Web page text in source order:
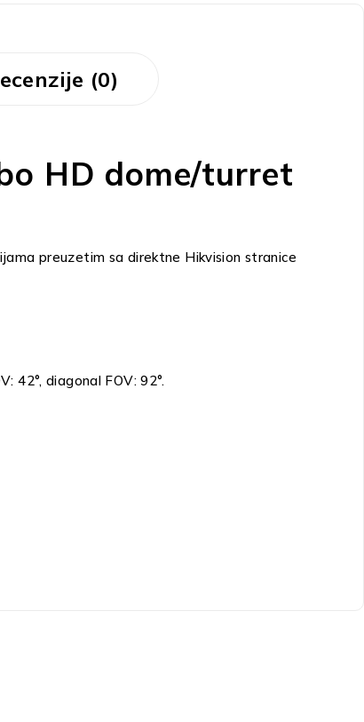
(0)
HD dome/turret
preuzetim sa direktne Hikvision stranice
42°, diagonal FOV: 92°.